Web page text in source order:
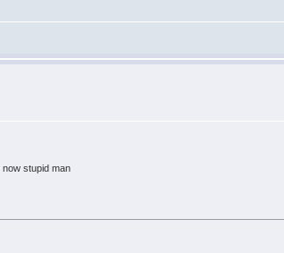
stupid man